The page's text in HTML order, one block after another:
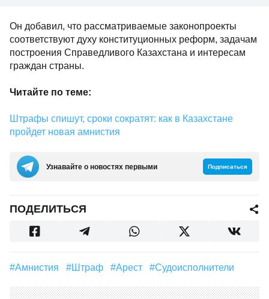
Он добавил, что рассматриваемые законопроекты
соответствуют духу конституционных реформ, задачам
построения Справедливого Казахстана и интересам
граждан страны.
Читайте по теме:
Штрафы спишут, сроки сократят: как в Казахстане
пройдет новая амнистия
Узнавайте о новостях первыми Подписаться
ПОДЕЛИТЬСЯ
#Амнистия #штраф #арест #Судоисполнители